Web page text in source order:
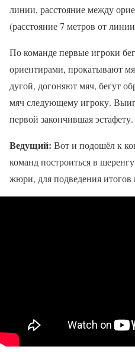
линии, расстояние между
(расстояние 7 метров от
По команде первые игроки
ориентирами, прокатывают
дугой, догоняют мяч, бегут
мяч следующему игроку.
первой закончившая эстафету.
Ведущий: Вот и подошёл к
команд построиться в
жюри, для подведения итогов